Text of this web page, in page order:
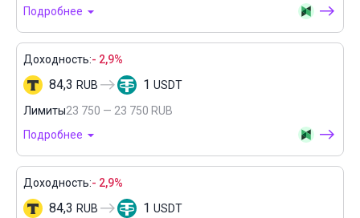
Подробнее
Доходность:- 2,9%
84,3 RUB 1 USDT
Лимиты23 750 — 23 750 RUB
Подробнее
Доходность:- 2,9%
84,3 RUB 1 USDT